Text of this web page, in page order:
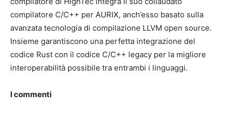
compilatore C/C++ per AURIX, anch’esso basato sulla
avanzata tecnologia di compilazione LLVM open source.
Insieme garantiscono una perfetta integrazione del
codice Rust con il codice C/C++ legacy per la migliore
interoperabilità possibile tra entrambi i linguaggi.
I commenti